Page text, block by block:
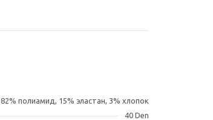
82% полиамид, 15% эластан, 3% хлопок
40 Den